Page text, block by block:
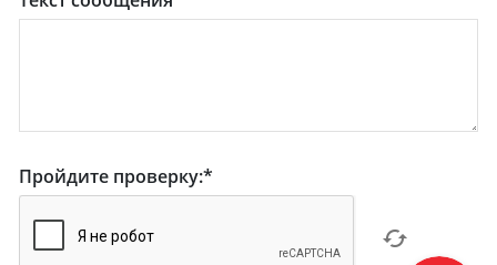
Пройдите проверку:*